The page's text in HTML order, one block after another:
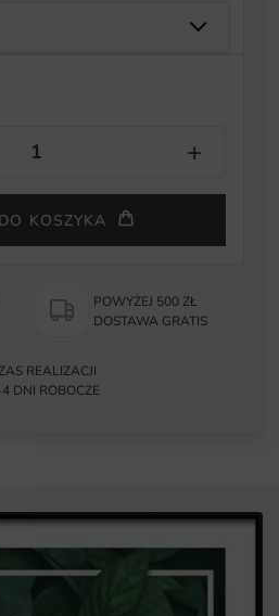
KOSZYKA
POWYŻEJ 500 ZŁ
DOSTAWA GRATIS
REALIZACJI
DNI ROBOCZE